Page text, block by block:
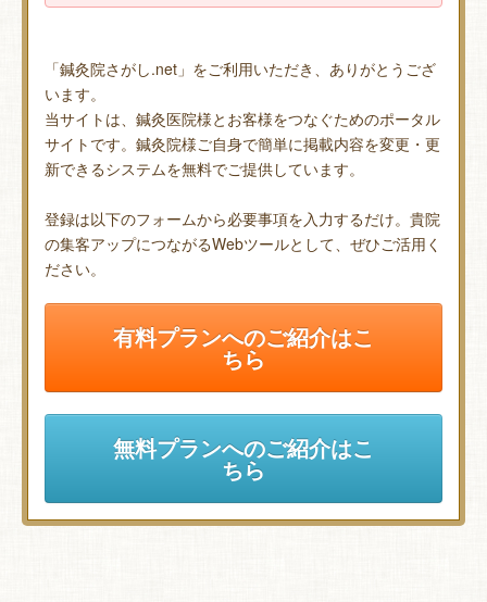
「鍼灸院さがし.net」をご利用いただき、ありがとうござ
います。
当サイトは、鍼灸医院様とお客様をつなぐためのポータル
サイトです。鍼灸院様ご自身で簡単に掲載内容を変更・更
新できるシステムを無料でご提供しています。
登録は以下のフォームから必要事項を入力するだけ。貴院
の集客アップにつながるWebツールとして、ぜひご活用く
ださい。
有料プランへのご紹介はこ
ちら
無料プランへのご紹介はこ
ちら